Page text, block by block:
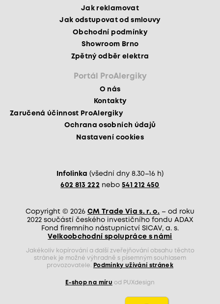
Jak reklamovat
Jak odstupovat od smlouvy
Obchodní podmínky
Showroom Brno
Zpětný odběr elektra
Portál ProAlergiky
O nás
Kontakty
Zaručená účinnost ProAlergiky
Ochrana osobních údajů
Nastavení cookies
Infolinka (všední dny 8.30–16 h)
602 813 222 nebo 541 212 450
Copyright © 2026 CM Trade Via s. r. o. – od roku
2022 součástí českého investičního fondu ADAX
Fond firemního nástupnictví SICAV, a. s.
Velkoobchodní spolupráce s námi
Jakékoliv kopírování a další zveřejňování obsahu těchto
stránek je možné výhradně s písemným souhlasem
provozovatele.
Podmínky užívání stránek
E-shop na míru od PUXdesign